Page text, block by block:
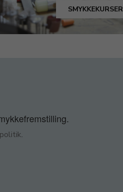
SMYKKEKURSER
.